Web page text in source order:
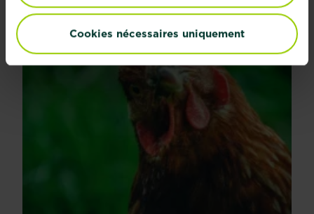
Cookies nécessaires uniquement